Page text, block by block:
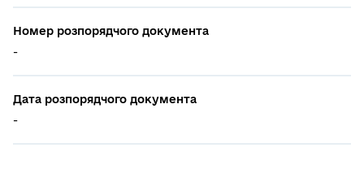
Номер розпорядчого документа
-
Дата розпорядчого документа
-